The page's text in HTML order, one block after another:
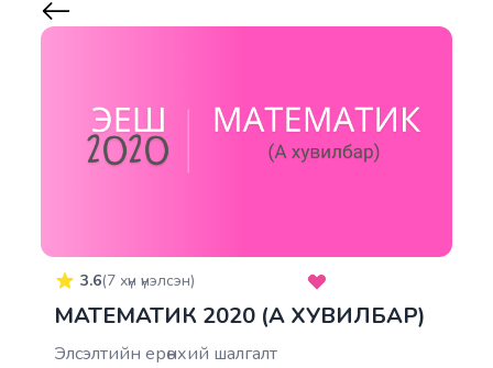
3.6(7 хүн үнэлсэн)
МАТЕМАТИК 2020 (A ХУВИЛБАР)
Элсэлтийн ерөнхий шалгалт